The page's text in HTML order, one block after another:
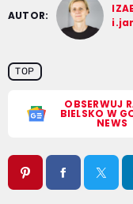
AUTOR:
TOP
OBSERWUJ
BIELSKO W
NEWS